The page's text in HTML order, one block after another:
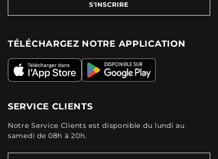
S'INSCRIRE
TÉLÉCHARGEZ NOTRE APPLICATION
SERVICE CLIENTS
Notre Service Clients est disponible du lundi au
samedi de 08h à 20h.